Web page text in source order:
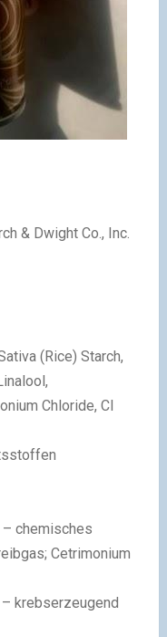
& Dwight Co., Inc.
(Rice) Starch,
Chloride, CI
chemisches
Cetrimonium
krebserzeugend